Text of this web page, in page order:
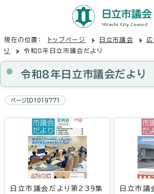
現在の位置： トップページ 日立市議会 広
り
令和8年日立市議会だより
令和8年日立市議会だより
ページID1019771
日立市議会だより第239集 日立市議